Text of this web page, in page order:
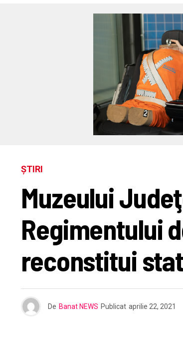
ȘTIRI
Muzeului
Regimentului
reconstitui
De Banat NEWS Publicat aprilie 22, 2021